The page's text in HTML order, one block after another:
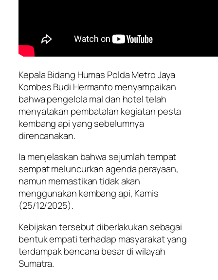
Kepala Bidang Humas Polda Metro Jaya
Kombes Budi Hermanto menyampaikan
bahwa pengelola mal dan hotel telah
menyatakan pembatalan kegiatan pesta
kembang api yang sebelumnya
direncanakan.
Ia menjelaskan bahwa sejumlah tempat
sempat meluncurkan agenda perayaan,
namun memastikan tidak akan
menggunakan kembang api, Kamis
(25/12/2025).
Kebijakan tersebut diberlakukan sebagai
bentuk empati terhadap masyarakat yang
terdampak bencana besar di wilayah
Sumatra.